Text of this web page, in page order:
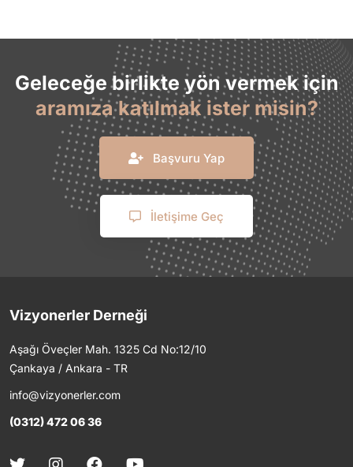
Geleceğe birlikte yön vermek için
aramıza katılmak ister misin?
Başvuru Yap
İletişime Geç
Vizyonerler Derneği
Aşağı Öveçler Mah. 1325 Cd No:12/10
Çankaya / Ankara - TR
info@vizyonerler.com
(0312) 472 06 36